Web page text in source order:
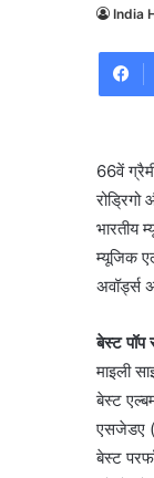
India
66वें
भारतीय
म्यूजिक
अवॉर्ड्स
बेस्ट पॉप
माइली
बेस्ट
एसजेडए
बेस्ट